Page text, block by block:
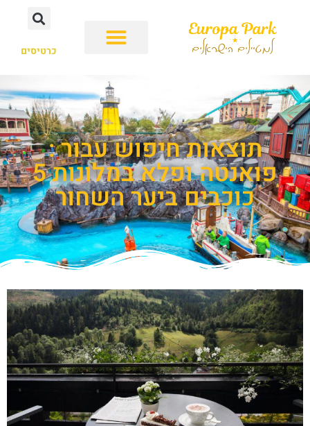
כרטיסים
תוצאות חיפוש עבור :
פואנטה ופלא במלונות 5
כוכבים ביער השחור